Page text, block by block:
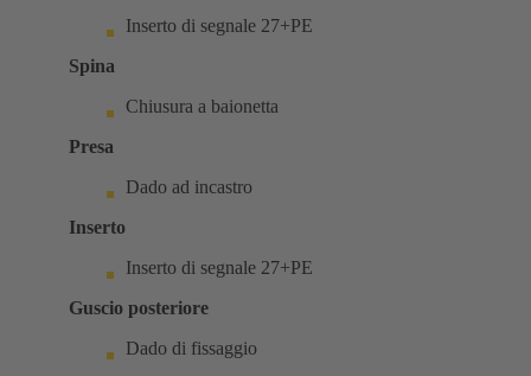
Inserto di segnale 27+PE
Spina
Chiusura a baionetta
Presa
Dado ad incastro
Inserto
Inserto di segnale 27+PE
Guscio posteriore
Dado di fissaggio